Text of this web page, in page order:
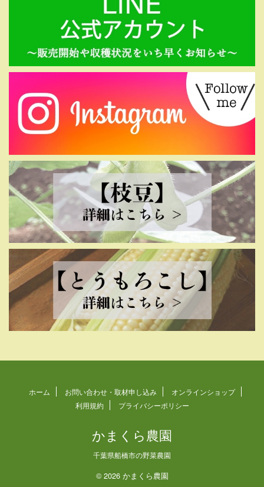
ホーム お問い合わせ・取材申し込み
オンラインショップ
利用規約
プライバシーポリシー
かまくら農園
千葉県船橋市の野菜農園
© 2026 かまくら農園